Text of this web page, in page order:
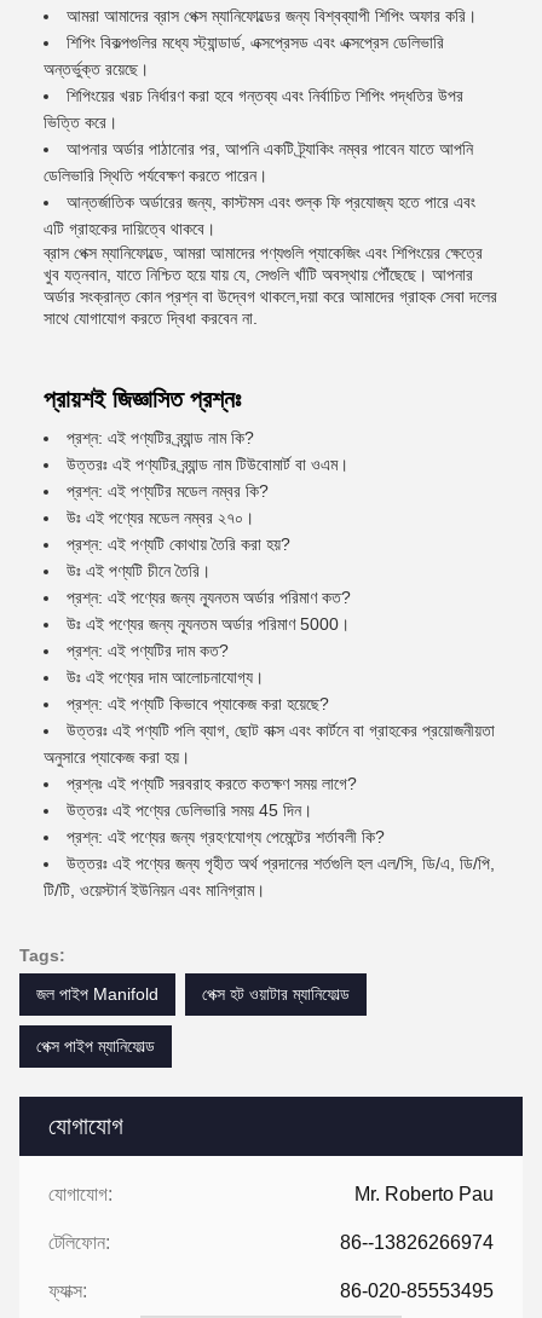
যোগাযোগ
যোগাযোগ: Mr. Roberto Pau
টেলিফোন: 86--13826266974
ফ্যাক্স: 86-020-85553495
আমরা আমাদের ব্রাস পেক্স ম্যানিফোল্ডের জন্য বিশ্বব্যাপী শিপিং অফার করি।
শিপিং বিকল্পগুলির মধ্যে স্ট্যান্ডার্ড, এক্সপ্রেসড এবং এক্সপ্রেস ডেলিভারি
অন্তর্ভুক্ত রয়েছে।
শিপিংয়ের খরচ নির্ধারণ করা হবে গন্তব্য এবং নির্বাচিত শিপিং পদ্ধতির উপর
ভিত্তি করে।
আপনার অর্ডার পাঠানোর পর, আপনি একটি ট্র্যাকিং নম্বর পাবেন যাতে আপনি
ডেলিভারি স্থিতি পর্যবেক্ষণ করতে পারেন।
আন্তর্জাতিক অর্ডারের জন্য, কাস্টমস এবং শুল্ক ফি প্রযোজ্য হতে পারে এবং
এটি গ্রাহকের দায়িত্বে থাকবে।
ব্রাস পেক্স ম্যানিফোল্ডে, আমরা আমাদের পণ্যগুলি প্যাকেজিং এবং শিপিংয়ের ক্ষেত্রে
খুব যত্নবান, যাতে নিশ্চিত হয়ে যায় যে, সেগুলি খাঁটি অবস্থায় পৌঁছেছে। আপনার
অর্ডার সংক্রান্ত কোন প্রশ্ন বা উদ্বেগ থাকলে,দয়া করে আমাদের গ্রাহক সেবা দলের
সাথে যোগাযোগ করতে দ্বিধা করবেন না.
প্রায়শই জিজ্ঞাসিত প্রশ্নঃ
প্রশ্ন: এই পণ্যটির ব্র্যান্ড নাম কি?
উত্তরঃ এই পণ্যটির ব্র্যান্ড নাম টিউবোমার্ট বা ওএম।
প্রশ্ন: এই পণ্যটির মডেল নম্বর কি?
উঃ এই পণ্যের মডেল নম্বর ২৭০।
প্রশ্ন: এই পণ্যটি কোথায় তৈরি করা হয়?
উঃ এই পণ্যটি চীনে তৈরি।
প্রশ্ন: এই পণ্যের জন্য ন্যূনতম অর্ডার পরিমাণ কত?
উঃ এই পণ্যের জন্য ন্যূনতম অর্ডার পরিমাণ 5000।
প্রশ্ন: এই পণ্যটির দাম কত?
উঃ এই পণ্যের দাম আলোচনাযোগ্য।
প্রশ্ন: এই পণ্যটি কিভাবে প্যাকেজ করা হয়েছে?
উত্তরঃ এই পণ্যটি পলি ব্যাগ, ছোট বাক্স এবং কার্টনে বা গ্রাহকের প্রয়োজনীয়তা
অনুসারে প্যাকেজ করা হয়।
প্রশ্নঃ এই পণ্যটি সরবরাহ করতে কতক্ষণ সময় লাগে?
উত্তরঃ এই পণ্যের ডেলিভারি সময় 45 দিন।
প্রশ্ন: এই পণ্যের জন্য গ্রহণযোগ্য পেমেন্টের শর্তাবলী কি?
উত্তরঃ এই পণ্যের জন্য গৃহীত অর্থ প্রদানের শর্তগুলি হল এল/সি, ডি/এ, ডি/পি,
টি/টি, ওয়েস্টার্ন ইউনিয়ন এবং মানিগ্রাম।
Tags:
জল পাইপ Manifold
পেক্স হট ওয়াটার ম্যানিফোল্ড
পেক্স পাইপ ম্যানিফোল্ড